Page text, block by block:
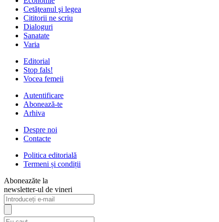
Cetăţeanul şi legea
Cititorii ne scriu
Dialoguri
Sanatate
Varia
Editorial
Stop fals!
Vocea femeii
Autentificare
Abonează-te
Arhiva
Despre noi
Contacte
Politica editorială
Termeni și condiții
Aboneazăte la
newsletter-ul de vineri